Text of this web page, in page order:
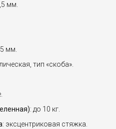
мм.
мм.
тип «скоба».
: до 10 кг.
: эксцентриковая стяжка.